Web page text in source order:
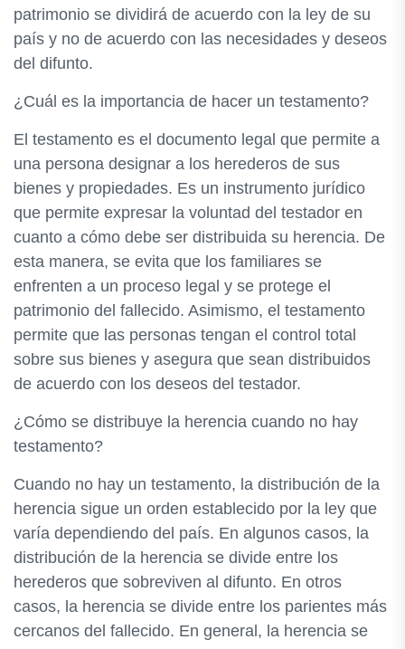
patrimonio se dividirá de acuerdo con la ley de su
país y no de acuerdo con las necesidades y deseos
del difunto.
¿Cuál es la importancia de hacer un testamento?
El testamento es el documento legal que permite a
una persona designar a los herederos de sus
bienes y propiedades. Es un instrumento jurídico
que permite expresar la voluntad del testador en
cuanto a cómo debe ser distribuida su herencia. De
esta manera, se evita que los familiares se
enfrenten a un proceso legal y se protege el
patrimonio del fallecido. Asimismo, el testamento
permite que las personas tengan el control total
sobre sus bienes y asegura que sean distribuidos
de acuerdo con los deseos del testador.
¿Cómo se distribuye la herencia cuando no hay
testamento?
Cuando no hay un testamento, la distribución de la
herencia sigue un orden establecido por la ley que
varía dependiendo del país. En algunos casos, la
distribución de la herencia se divide entre los
herederos que sobreviven al difunto. En otros
casos, la herencia se divide entre los parientes más
cercanos del fallecido. En general, la herencia se